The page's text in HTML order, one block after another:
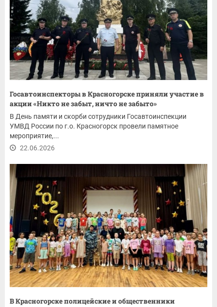
Госавтоинспекторы в Красногорске приняли участие в
акции «Никто не забыт, ничто не забыто»
В День памяти и скорби сотрудники Госавтоинспекции
УМВД России по г.о. Красногорск провели памятное
мероприятие,...
22.06.2026
В Красногорске полицейские и общественники